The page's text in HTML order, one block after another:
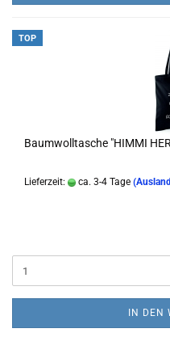
TOP
Baumwolltasche "HIMMI
Lieferzeit: ca. 3-4 Tage
IN DEN